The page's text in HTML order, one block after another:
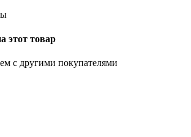
этот товар
с другими покупателями